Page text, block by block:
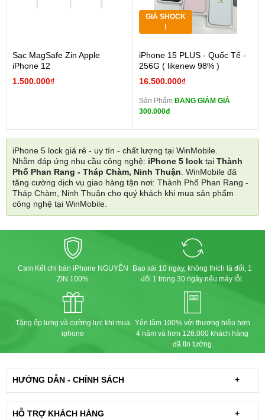
Sạc MagSafe Zin Apple
iPhone 12
1.500.000₫
GIÁ SHOCK
!
iPhone 15 PLUS - Quốc Tế -
256G ( likenew 98% )
16.500.000₫
Sản Phẩm ĐANG GIẢM GIÁ
300.000đ
iPhone 5 lock giá rẻ - uy tín - chất lượng tại WinMobile.
Nhằm đáp ứng nhu cầu công nghệ: iPhone 5 lock tại Thành
Phố Phan Rang - Tháp Chàm, Ninh Thuận. WinMobile đã
tăng cường dịch vụ giao hàng tận nơi: Thành Phố Phan Rang -
Tháp Chàm, Ninh Thuận cho quý khách khi mua sản phẩm
công nghệ tại WinMobile.
Cam Kết chỉ bán iPhone NGUYÊN
ZIN 100%
Bao xài 10 ngày, không thích là đổi, 1
đổi 1 trong 30 ngày nếu máy lỗi.
Tặng ốp lưng và cường lực khi mua
iphone
Yên tâm 100% với thương hiệu hơn
4 năm và hơn 126.000 khách hàng
đã tin tưởng
HƯỚNG DẪN - CHÍNH SÁCH +
HỖ TRỢ KHÁCH HÀNG
+